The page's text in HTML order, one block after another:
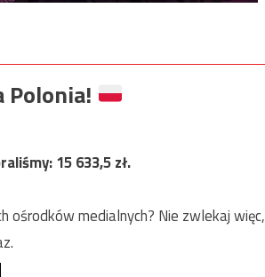
Polonia!
15 633,5zł.
medialnych? Nie zwlekaj więc,